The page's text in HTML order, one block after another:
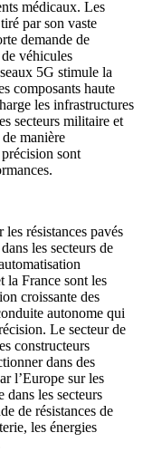
médicaux. Les
par son vaste
demande de
véhicules
5G stimule la
composants haute
les infrastructures
secteurs militaire et
manière
sont
résistances pavés
les secteurs de
France sont les
croissante des
autonome qui
Le secteur de
constructeurs
dans des
l’Europe sur les
dans les secteurs
de résistances de
les énergies